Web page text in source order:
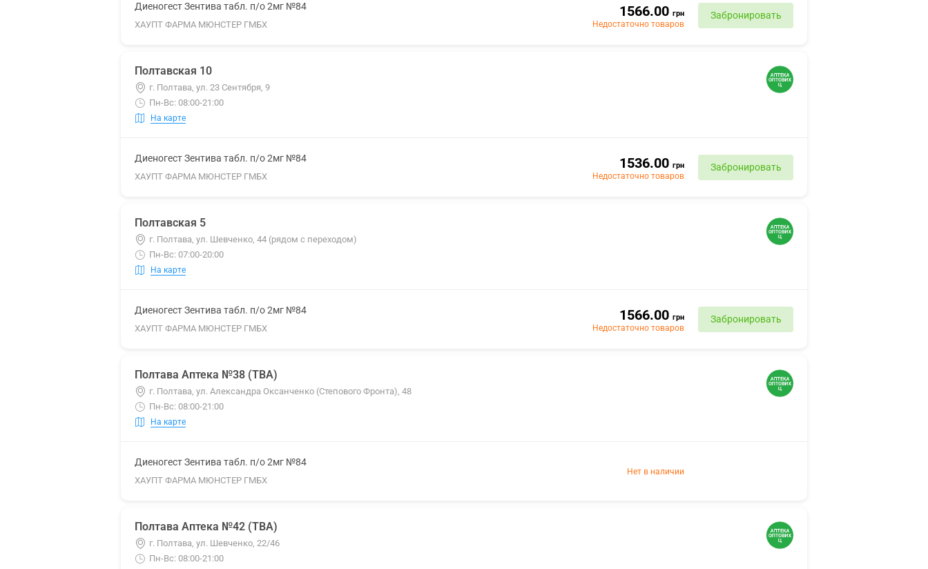
Диеногест Зентива табл. п/о 2мг №84
ХАУПТ ФАРМА МЮНСТЕР ГМБХ
1566.00 грн
Недостаточно товаров
Забронировать
Полтавская 10
г. Полтава, ул. 23 Сентября, 9
Пн-Вс: 08:00-21:00
На карте
Диеногест Зентива табл. п/о 2мг №84
ХАУПТ ФАРМА МЮНСТЕР ГМБХ
1536.00 грн
Недостаточно товаров
Забронировать
Полтавская 5
г. Полтава, ул. Шевченко, 44 (рядом с переходом)
Пн-Вс: 07:00-20:00
На карте
Диеногест Зентива табл. п/о 2мг №84
ХАУПТ ФАРМА МЮНСТЕР ГМБХ
1566.00 грн
Недостаточно товаров
Забронировать
Полтава Аптека №38 (ТВА)
г. Полтава, ул. Александра Оксанченко (Степового Фронта), 48
Пн-Вс: 08:00-21:00
На карте
Диеногест Зентива табл. п/о 2мг №84
ХАУПТ ФАРМА МЮНСТЕР ГМБХ
Нет в наличии
Полтава Аптека №42 (ТВА)
г. Полтава, ул. Шевченко, 22/46
Пн-Вс: 08:00-21:00